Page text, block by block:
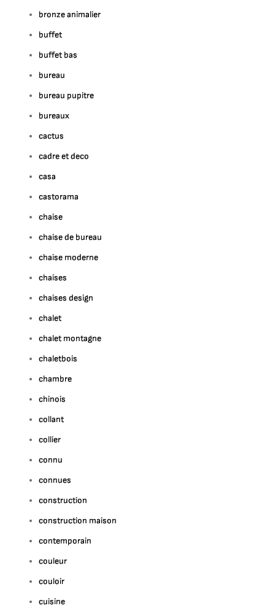
bronze animalier
buffet
buffet bas
bureau
bureau pupitre
bureaux
cactus
cadre et deco
casa
castorama
chaise
chaise de bureau
chaise moderne
chaises
chaises design
chalet
chalet montagne
chaletbois
chambre
chinois
collant
collier
connu
connues
construction
construction maison
contemporain
couleur
couloir
cuisine